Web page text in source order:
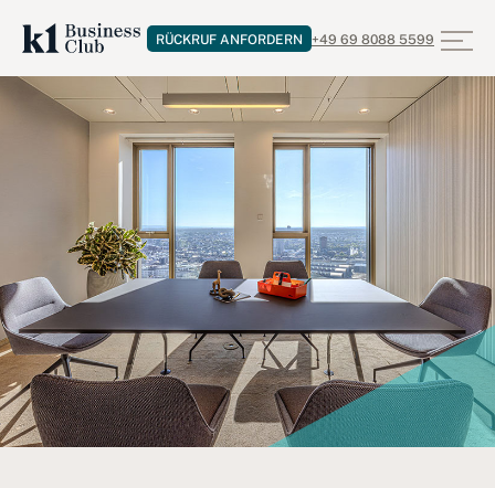
RÜCKRUF ANFORDERN +49 69 8088 5599